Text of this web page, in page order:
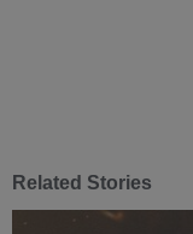
Related Stories